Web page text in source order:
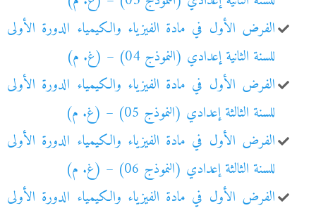
الفرض الأول في مادة الفيزياء والكيمياء الدورة الأولى
للسنة الثانية إعدادي (النموذج 04) – (غ. م)
الفرض الأول في مادة الفيزياء والكيمياء الدورة الأولى
للسنة الثالثة إعدادي (النموذج 05) – (غ. م)
الفرض الأول في مادة الفيزياء والكيمياء الدورة الأولى
للسنة الثالثة إعدادي (النموذج 06) – (غ. م)
الفرض الأول في مادة الفيزياء والكيمياء الدورة الأولى